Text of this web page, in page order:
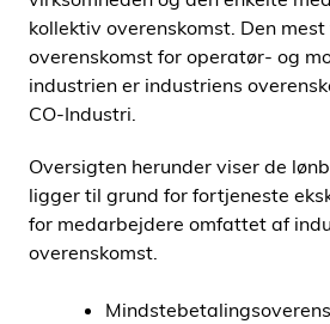
kollektiv overenskomst. Den
overenskomst for operatør- og
industrien er industriens
CO-Industri.
Oversigten herunder viser de
ligger til grund for fortjeneste
for medarbejdere omfattet af
overenskomst.